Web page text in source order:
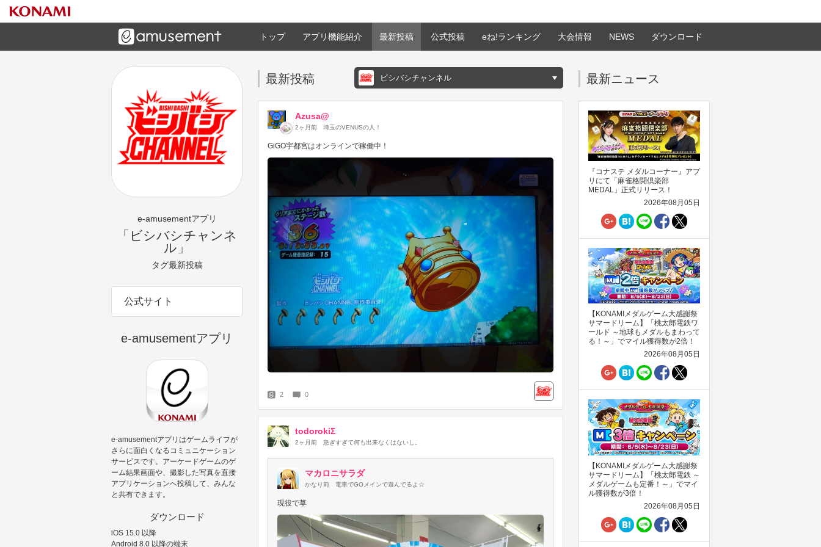
ゲームと連携したコミュニケーションアプリで
トップ アプリ機能紹介 最新投稿 公式投稿 eね!ランキング 大会情報 NEWS ダウンロード
e-amusementアプリ
「ビシバシチャンネ
ル」
タグ最新投稿
公式サイト
e-amusementアプリ
e-amusementアプリはゲームライフが
さらに面白くなるコミュニケーション
サービスです。アーケードゲームのゲ
ーム結果画面や、撮影した写真を直接
アプリケーションへ投稿して、みんな
と共有できます。
ダウンロード
iOS 15.0 以降
Android 8.0 以降の端末
最新投稿 ビシバシチャンネル
Azusa@
2ヶ月前 埼玉のVENUSの人！
GiGO宇都宮はオンラインで稼働中！
2 0
todorokiΣ
2ヶ月前 急ぎすぎて何も出来なくはないし。
マカロニサラダ
かなり前 電車でGOメインで遊んでるよ☆
現役で草
最新ニュース
『コナステ メダルコーナー』アプ
リにて「麻雀格闘倶楽部
MEDAL」正式リリース！
2026年08月05日
【KONAMIメダルゲーム大感謝祭
サマードリーム】「桃太郎電鉄ワ
ールド ～地球もメダルもまわって
る！～」でマイル獲得数が2倍！
2026年08月05日
【KONAMIメダルゲーム大感謝祭
サマードリーム】「桃太郎電鉄 ～
メダルゲームも定番！～」でマイ
ル獲得数が3倍！
2026年08月05日